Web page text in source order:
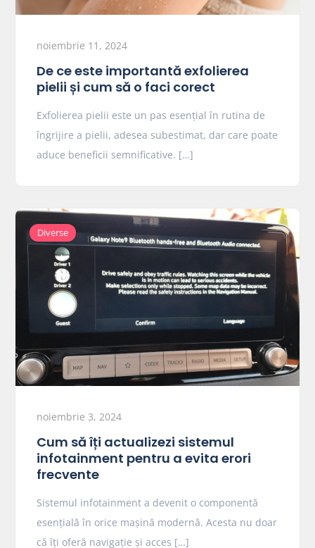
noiembrie 11, 2024
De ce este importantă exfolierea
pielii și cum să o faci corect
Exfolierea pielii este un pas esențial în rutina de
îngrijire a pielii, adesea subestimat, dar care poate
aduce beneficii semnificative. […]
Diverse
noiembrie 3, 2024
Cum să îți actualizezi sistemul
infotainment pentru a evita erori
frecvente
Sistemul infotainment a devenit o componentă
esențială în orice mașină modernă. Acesta nu doar
că îți oferă navigație și acces […]